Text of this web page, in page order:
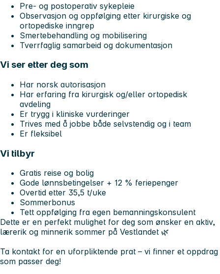
Pre- og postoperativ sykepleie
Observasjon og oppfølging etter kirurgiske og
ortopediske inngrep
Smertebehandling og mobilisering
Tverrfaglig samarbeid og dokumentasjon
Vi ser etter deg som
Har norsk autorisasjon
Har erfaring fra kirurgisk og/eller ortopedisk
avdeling
Er trygg i kliniske vurderinger
Trives med å jobbe både selvstendig og i team
Er fleksibel
Vi tilbyr
Gratis reise og bolig
Gode lønnsbetingelser + 12 % feriepenger
Overtid etter 35,5 t/uke
Sommerbonus
Tett oppfølging fra egen bemanningskonsulent
Dette er en perfekt mulighet for deg som ønsker en aktiv,
lærerik og minnerik sommer på Vestlandet 🌿
Ta kontakt for en uforpliktende prat – vi finner et oppdrag
som passer deg!